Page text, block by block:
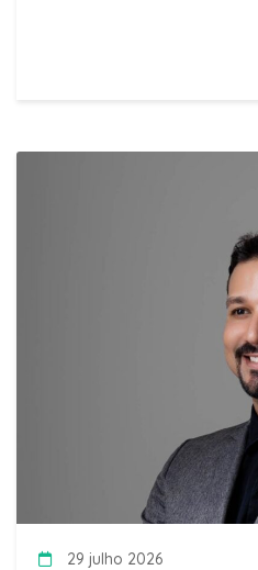
29 julho 2026